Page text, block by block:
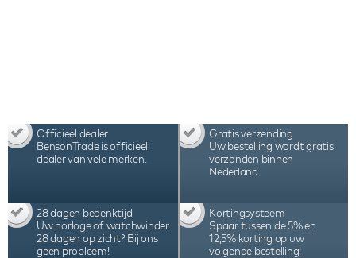
Officieel dealer
BensonTrade is officieel
dealer van vele merken.
Gratis verzending
Uw bestelling wordt gratis
verzonden binnen
Nederland.
28 dagen bedenktijd
Uw horloge of watchwinder
28 dagen op zicht? Bij ons
geen probleem!
Kortingsysteem
Spaar tussen de 5% en
12,5% korting op uw
volgende bestelling!